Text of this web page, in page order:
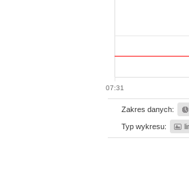
07:31
Zakres danych:
Typ wykresu: